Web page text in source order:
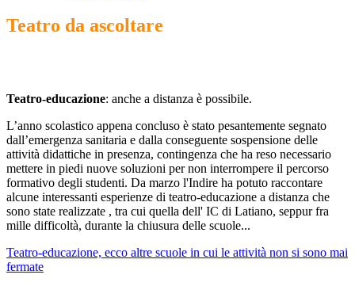
Teatro da ascoltare
Teatro-educazione: anche a distanza è possibile.
L’anno scolastico appena concluso è stato pesantemente segnato
dall’emergenza sanitaria e dalla conseguente sospensione delle
attività didattiche in presenza, contingenza che ha reso necessario
mettere in piedi nuove soluzioni per non interrompere il percorso
formativo degli studenti. Da marzo l'Indire ha potuto raccontare
alcune interessanti esperienze di teatro-educazione a distanza che
sono state realizzate , tra cui quella dell' IC di Latiano, seppur fra
mille difficoltà, durante la chiusura delle scuole...
Teatro-educazione, ecco altre scuole in cui le attività non si sono mai
fermate